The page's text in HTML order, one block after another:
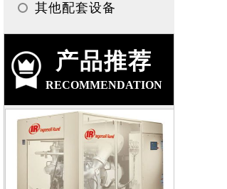
其他配套设备
产品推荐
RECOMMENDATION